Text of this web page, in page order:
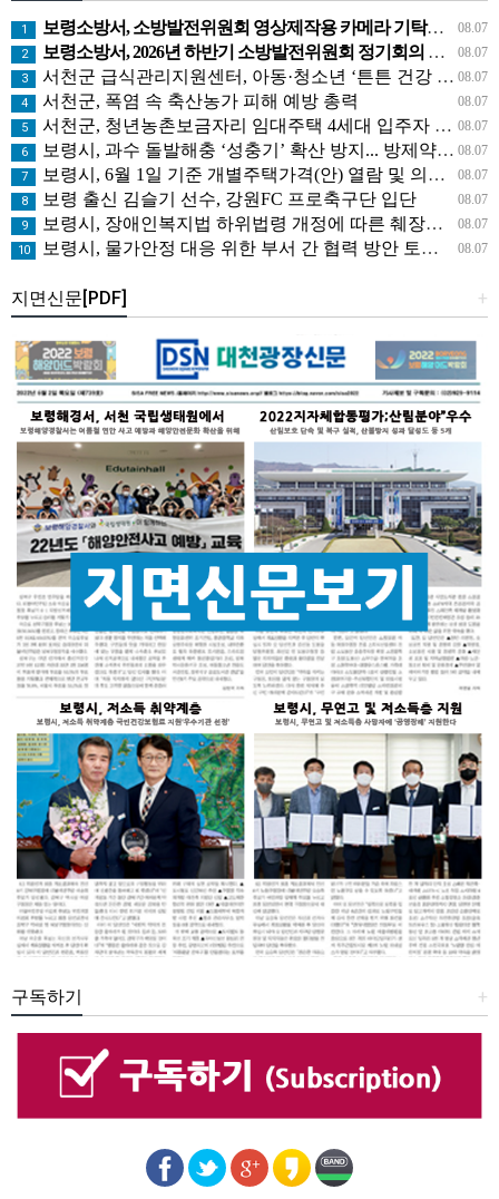
08.07
1 보령소방서, 소방발전위원회 영상제작용 카메라 기탁으로 영상 홍보 역량 강화
08.07
2 보령소방서, 2026년 하반기 소방발전위원회 정기회의 개최
08.07
3 서천군 급식관리지원센터, 아동·청소년 ‘튼튼 건강 교실’ 운영
08.07
4 서천군, 폭염 속 축산농가 피해 예방 총력
08.07
5 서천군, 청년농촌보금자리 임대주택 4세대 입주자 모집
08.07
6 보령시, 과수 돌발해충 ‘성충기’ 확산 방지... 방제약제 배부
08.07
7 보령시, 6월 1일 기준 개별주택가격(안) 열람 및 의견제출 접수
08.07
8 보령 출신 김슬기 선수, 강원FC 프로축구단 입단
08.07
9 보령시, 장애인복지법 하위법령 개정에 따른 췌장장애 신설 및 내부장애 기준 개정 안내
08.07
10 보령시, 물가안정 대응 위한 부서 간 협력 방안 토론회 개최
+
지면신문[PDF]
+
구독하기